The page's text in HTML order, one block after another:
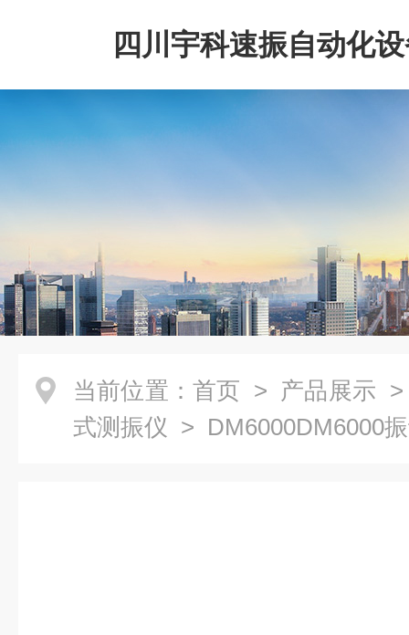
四川宇科速振自动化
公司
当前位置： 首页 > 产品展示
式测振仪 > DM6000DM6000